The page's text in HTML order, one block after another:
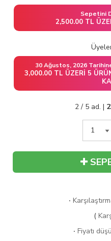
Sepetini
2,500.00 TL
30 Ağustos, 2026
3,000.00 TL ÜZERI 5
2 / 5 ad. |
·
(
· Fiyatı